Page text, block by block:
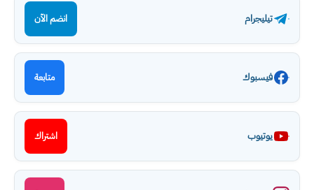
تيليجرام انضم الآن
فيسبوك متابعة
يوتيوب اشتراك